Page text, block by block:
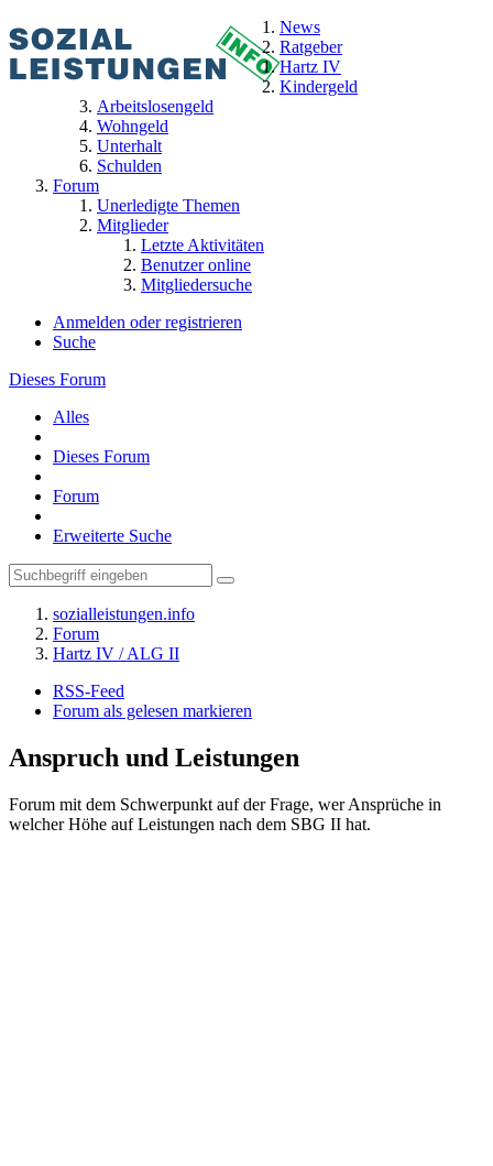
News
Ratgeber
Hartz IV
Kindergeld
Arbeitslosengeld
Wohngeld
Unterhalt
Schulden
Forum
Unerledigte Themen
Mitglieder
Letzte Aktivitäten
Benutzer online
Mitgliedersuche
Anmelden oder registrieren
Suche
Dieses Forum
Alles
Dieses Forum
Forum
Erweiterte Suche
sozialleistungen.info
Forum
Hartz IV / ALG II
RSS-Feed
Forum als gelesen markieren
Anspruch und Leistungen
Forum mit dem Schwerpunkt auf der Frage, wer Ansprüche in
welcher Höhe auf Leistungen nach dem SBG II hat.